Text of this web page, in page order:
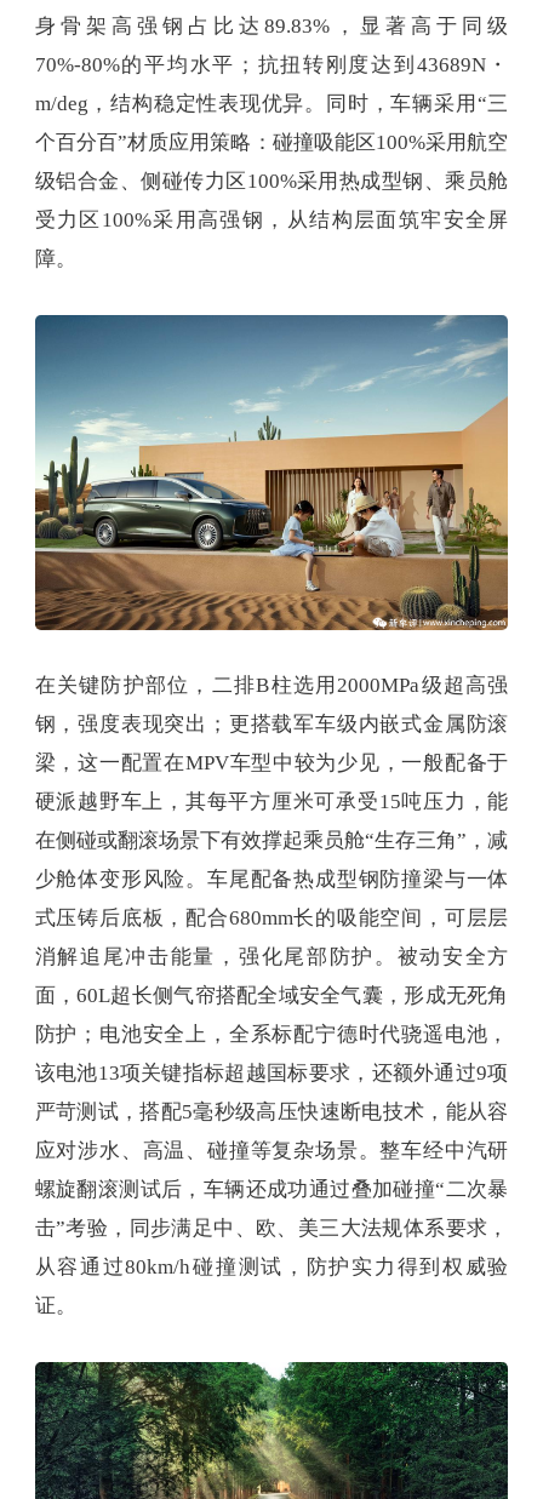
身骨架高强钢占比达89.83%，显著高于同级
70%-80%的平均水平；抗扭转刚度达到43689N・
m/deg，结构稳定性表现优异。同时，车辆采用“三
个百分百”材质应用策略：碰撞吸能区100%采用航空
级铝合金、侧碰传力区100%采用热成型钢、乘员舱
受力区100%采用高强钢，从结构层面筑牢安全屏
障。
在关键防护部位，二排B柱选用2000MPa级超高强
钢，强度表现突出；更搭载军车级内嵌式金属防滚
梁，这一配置在MPV车型中较为少见，一般配备于
硬派越野车上，其每平方厘米可承受15吨压力，能
在侧碰或翻滚场景下有效撑起乘员舱“生存三角”，减
少舱体变形风险。车尾配备热成型钢防撞梁与一体
式压铸后底板，配合680mm长的吸能空间，可层层
消解追尾冲击能量，强化尾部防护。被动安全方
面，60L超长侧气帘搭配全域安全气囊，形成无死角
防护；电池安全上，全系标配宁德时代骁遥电池，
该电池13项关键指标超越国标要求，还额外通过9项
严苛测试，搭配5毫秒级高压快速断电技术，能从容
应对涉水、高温、碰撞等复杂场景。整车经中汽研
螺旋翻滚测试后，车辆还成功通过叠加碰撞“二次暴
击”考验，同步满足中、欧、美三大法规体系要求，
从容通过80km/h碰撞测试，防护实力得到权威验
证。